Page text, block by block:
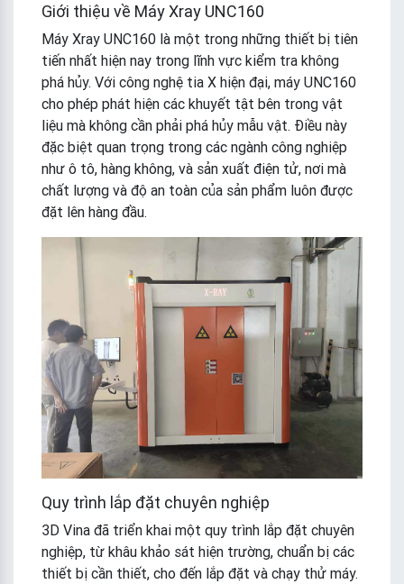
Giới thiệu về Máy Xray UNC160
Máy Xray UNC160 là một trong những thiết bị tiên
tiến nhất hiện nay trong lĩnh vực kiểm tra không
phá hủy. Với công nghệ tia X hiện đại, máy UNC160
cho phép phát hiện các khuyết tật bên trong vật
liệu mà không cần phải phá hủy mẫu vật. Điều này
đặc biệt quan trọng trong các ngành công nghiệp
như ô tô, hàng không, và sản xuất điện tử, nơi mà
chất lượng và độ an toàn của sản phẩm luôn được
đặt lên hàng đầu.
Quy trình lắp đặt chuyên nghiệp
3D Vina đã triển khai một quy trình lắp đặt chuyên
nghiệp, từ khâu khảo sát hiện trường, chuẩn bị các
thiết bị cần thiết, cho đến lắp đặt và chạy thử máy.